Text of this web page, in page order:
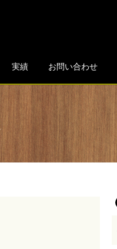
実績 お問い合わせ